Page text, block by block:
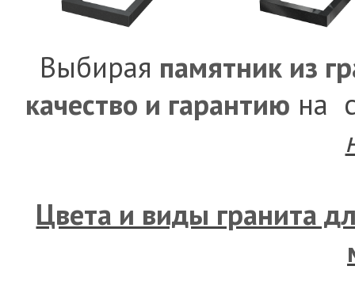
Выбирая памятник из
качество и гарантию на
Цвета и виды гранита